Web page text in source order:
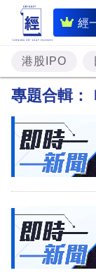
經即
港股IPO
專題合輯：